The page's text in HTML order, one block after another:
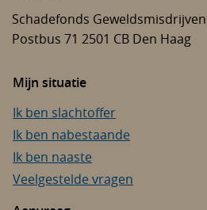
Schadefonds Geweldsmisdrijven
Postbus 71 2501 CB Den Haag
Mijn situatie
Ik ben slachtoffer
Ik ben nabestaande
Ik ben naaste
Veelgestelde vragen